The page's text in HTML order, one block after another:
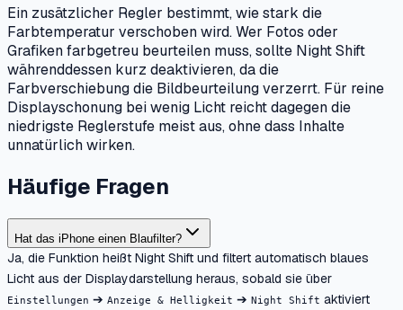
Ein zusätzlicher Regler bestimmt, wie stark die
Farbtemperatur verschoben wird. Wer Fotos oder
Grafiken farbgetreu beurteilen muss, sollte Night Shift
währenddessen kurz deaktivieren, da die
Farbverschiebung die Bildbeurteilung verzerrt. Für reine
Displayschonung bei wenig Licht reicht dagegen die
niedrigste Reglerstufe meist aus, ohne dass Inhalte
unnatürlich wirken.
Häufige Fragen
Hat das iPhone einen Blaufilter?
Ja, die Funktion heißt Night Shift und filtert automatisch blaues
Licht aus der Displaydarstellung heraus, sobald sie über
Einstellungen ➔ Anzeige & Helligkeit ➔ Night Shift aktiviert